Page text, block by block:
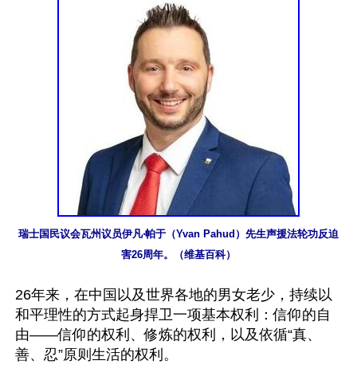
瑞士国民议会瓦州议员伊凡‧帕于（Yvan Pahud）先生声援法轮功反迫
害26周年。（维基百科）
26年来，在中国以及世界各地的男女老少，持续以
和平理性的方式起身捍卫一项基本权利：信仰的自
由——信仰的权利、修炼的权利，以及依循“真、
善、忍”原则生活的权利。